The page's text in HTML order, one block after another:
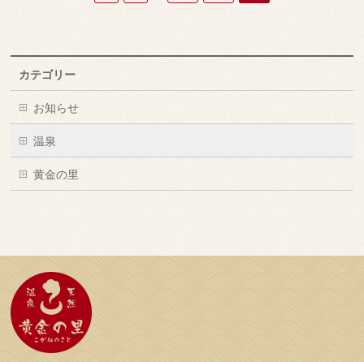
カテゴリー
お知らせ
温泉
黄金の里